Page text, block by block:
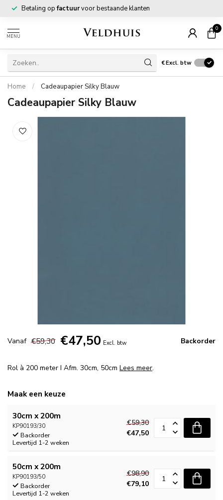
Betaling opfactuurvoor bestaande klanten
MENU
0
€Excl. btw
Home / Cadeaupapier Silky Blauw
Cadeaupapier Silky Blauw
Vanaf €59,30 €47,50 Excl. btw Backorder
Rol à 200 meter I Afm. 30cm, 50cm Lees meer.
Maak een keuze
30cm x 200m
KP90193/30
Backorder
Levertijd 1-2 weken
€59,30
€47,50
50cm x 200m
KP90193/50
Backorder
Levertijd 1-2 weken
€98,90
€79,10